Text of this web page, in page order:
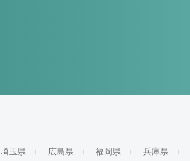
埼玉県 広島県 福岡県 兵庫県